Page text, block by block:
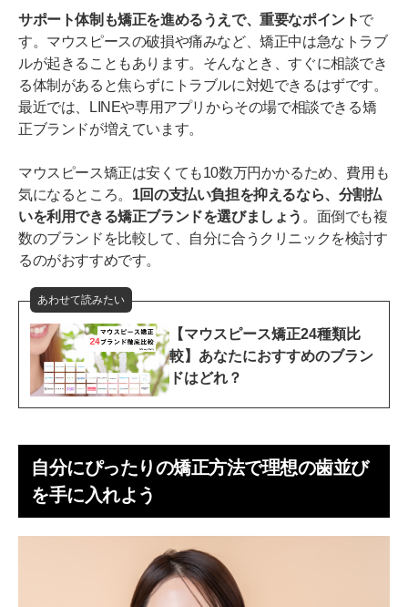
サポート体制も矯正を進めるうえで、重要なポイントで
す。マウスピースの破損や痛みなど、矯正中は急なトラブ
ルが起きることもあります。そんなとき、すぐに相談でき
る体制があると焦らずにトラブルに対処できるはずです。
最近では、LINEや専用アプリからその場で相談できる矯
正ブランドが増えています。
マウスピース矯正は安くても10数万円かかるため、費用も
気になるところ。 1回の支払い負担を抑えるなら、分割払
いを利用できる矯正ブランドを選びましょう 。面倒でも複
数のブランドを比較して、自分に合うクリニックを検討す
るのがおすすめです。
あわせて読みたい
【マウスピース矯正24種類比
較】あなたにおすすめのブラン
ドはどれ？
自分にぴったりの矯正方法で理想の歯並び
を手に入れよう